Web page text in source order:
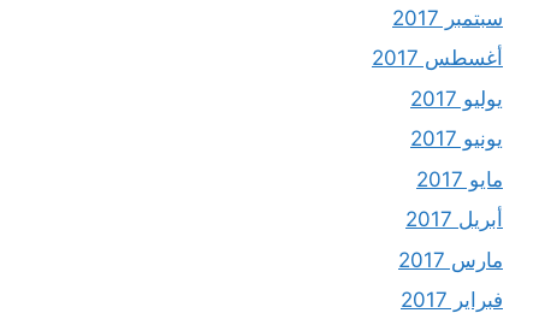
سبتمبر 2017
أغسطس 2017
يوليو 2017
يونيو 2017
مايو 2017
أبريل 2017
مارس 2017
فبراير 2017